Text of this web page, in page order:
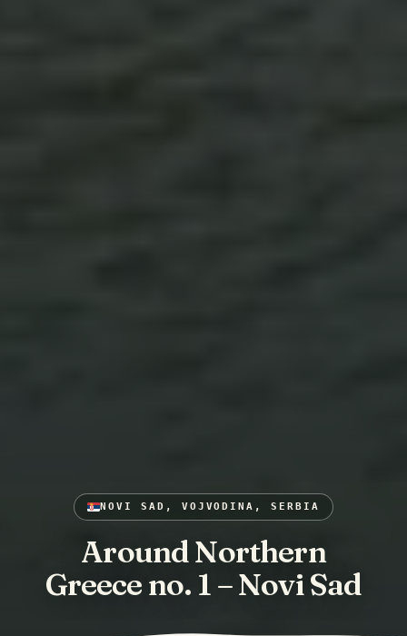
NOVI SAD, VOJVODINA, SERBIA
Around Northern
Greece no. 1 – Novi Sad